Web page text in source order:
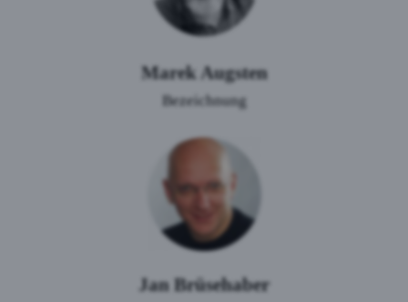
Marek Augsten
Bezeichnung
Jan Brüsehaber